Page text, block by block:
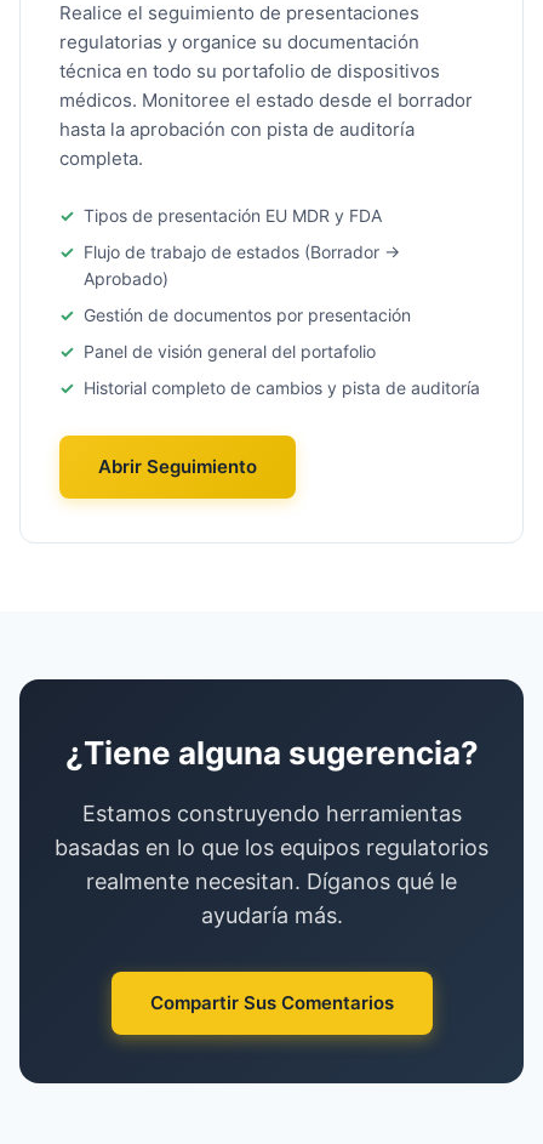
Realice el seguimiento de presentaciones
regulatorias y organice su documentación
técnica en todo su portafolio de dispositivos
médicos. Monitoree el estado desde el borrador
hasta la aprobación con pista de auditoría
completa.
Tipos de presentación EU MDR y FDA
Flujo de trabajo de estados (Borrador →
Aprobado)
Gestión de documentos por presentación
Panel de visión general del portafolio
Historial completo de cambios y pista de auditoría
Abrir Seguimiento
¿Tiene alguna sugerencia?
Estamos construyendo herramientas
basadas en lo que los equipos regulatorios
realmente necesitan. Díganos qué le
ayudaría más.
Compartir Sus Comentarios